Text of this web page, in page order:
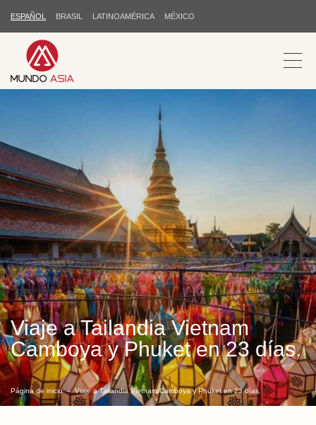
ESPAÑOL BRASIL LATINOAMÉRICA MÉXICO
Viaje a Tailandia Vietnam
Camboya y Phuket en 23 días.
Página de inicio Viaje a Tailandia Vietnam Camboya y Phuket en 23 días.